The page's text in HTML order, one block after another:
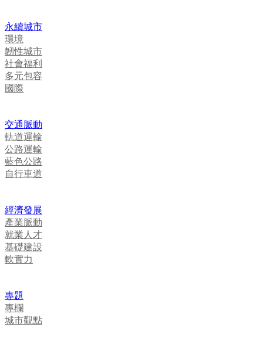
永續城市
環境
韌性城市
社會福利
多元包容
國際
交通脈動
軌道運輸
公路運輸
藍色公路
自行車道
經濟發展
產業脈動
就業人才
基礎建設
軟實力
專題
專欄
城市觀點